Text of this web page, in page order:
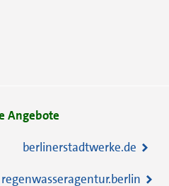
Angebote
berlinerstadtwerke.de
regenwasseragentur.berlin